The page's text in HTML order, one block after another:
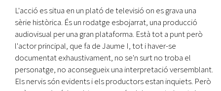
L'acció es situa en un plató de televisió on es grava una
sèrie històrica. És un rodatge esbojarrat, una producció
audiovisual per una gran plataforma. Està tot a punt però
l'actor principal, que fa de Jaume I, tot i haver-se
documentat exhaustivament, no se'n surt no troba el
personatge, no aconsegueix una interpretació versemblant.
Els nervis són evidents i els productors estan inquiets. Però